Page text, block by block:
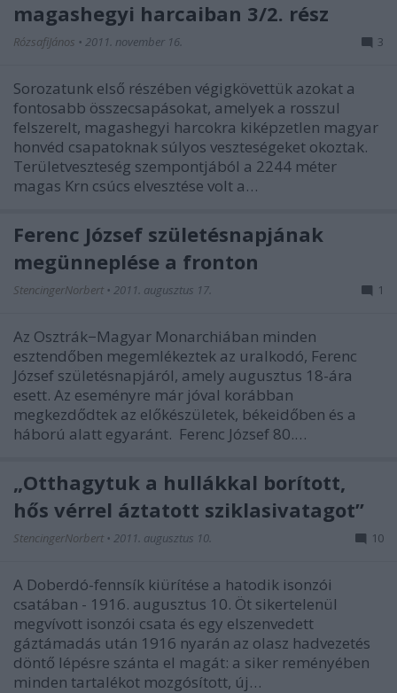
magashegyi harcaiban 3/2. rész
RózsafiJános • 2011. november 16. 3
Sorozatunk első részében végigkövettük azokat a
fontosabb összecsapásokat, amelyek a rosszul
felszerelt, magashegyi harcokra kiképzetlen magyar
honvéd csapatoknak súlyos veszteségeket okoztak.
Területveszteség szempontjából a 2244 méter
magas Krn csúcs elvesztése volt a…
Ferenc József születésnapjának
megünneplése a fronton
StencingerNorbert • 2011. augusztus 17. 1
Az Osztrák−Magyar Monarchiában minden
esztendőben megemlékeztek az uralkodó, Ferenc
József születésnapjáról, amely augusztus 18-ára
esett. Az eseményre már jóval korábban
megkezdődtek az előkészületek, békeidőben és a
háború alatt egyaránt. Ferenc József 80.…
„Otthagytuk a hullákkal borított,
hős vérrel áztatott sziklasivatagot”
StencingerNorbert • 2011. augusztus 10. 10
A Doberdó-fennsík kiürítése a hatodik isonzói
csatában - 1916. augusztus 10. Öt sikertelenül
megvívott isonzói csata és egy elszenvedett
gáztámadás után 1916 nyarán az olasz hadvezetés
döntő lépésre szánta el magát: a siker reményében
minden tartalékot mozgósított, új…